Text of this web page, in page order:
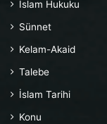
İslam Hukuku
Sünnet
Kelam-Akaid
Talebe
İslam Tarihi
Konu